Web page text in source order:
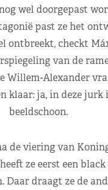
wel doorgepast
past ze het
ontbreekt, checkt
van de
Willem-Alexander
klaar: ja, in deze jurk
beeldschoon.
de viering van
ze eerst een
Daar draagt ze de